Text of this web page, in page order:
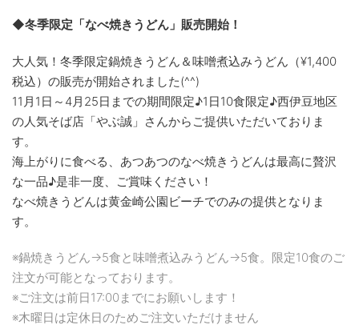
◆冬季限定「なべ焼きうどん」販売開始！
大人気！冬季限定鍋焼きうどん＆味噌煮込みうどん（¥1,400
税込）の販売が開始されました(^^)
11月1日～4月25日までの期間限定♪1日10食限定♪西伊豆地区
の人気そば店「やぶ誠」さんからご提供いただいておりま
す。
海上がりに食べる、あつあつのなべ焼きうどんは最高に贅沢
な一品♪是非一度、ご賞味ください！
なべ焼きうどんは黄金崎公園ビーチでのみの提供となりま
す。
※鍋焼きうどん→5食と味噌煮込みうどん→5食。限定10食のご
注文が可能となっております。
※ご注文は前日17:00までにお願いします！
※木曜日は定休日のためご注文いただけません